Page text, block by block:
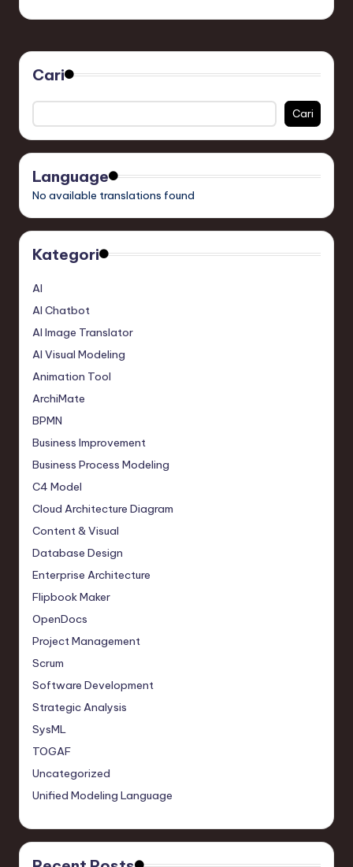
Cari
Cari
Language
No available translations found
Kategori
AI
AI Chatbot
AI Image Translator
AI Visual Modeling
Animation Tool
ArchiMate
BPMN
Business Improvement
Business Process Modeling
C4 Model
Cloud Architecture Diagram
Content & Visual
Database Design
Enterprise Architecture
Flipbook Maker
OpenDocs
Project Management
Scrum
Software Development
Strategic Analysis
SysML
TOGAF
Uncategorized
Unified Modeling Language